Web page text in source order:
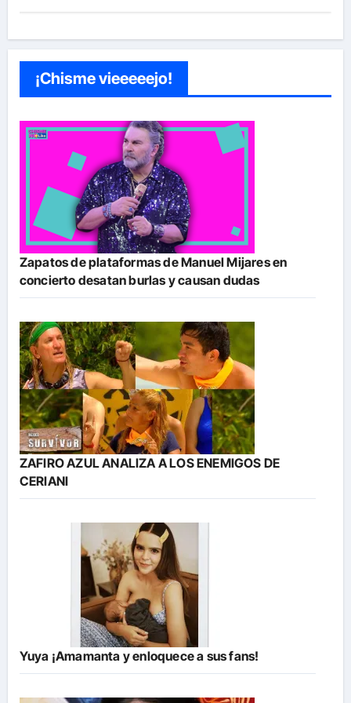
¡Chisme vieeeeejo!
Zapatos de plataformas de Manuel Mijares en
concierto desatan burlas y causan dudas
ZAFIRO AZUL ANALIZA A LOS ENEMIGOS DE
CERIANI
Yuya ¡Amamanta y enloquece a sus fans!